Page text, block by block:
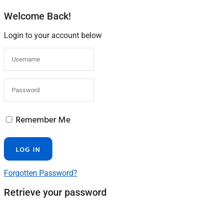
Welcome Back!
Login to your account below
Remember Me
Forgotten Password?
Retrieve your password